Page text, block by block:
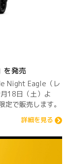
を発売
Night Eagle（レ
18日（土）よ
で販売します。
詳細を見る